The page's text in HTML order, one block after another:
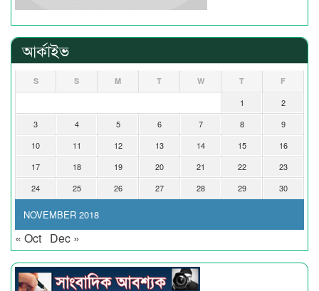
আর্কাইভ
NOVEMBER 2018
S S M T W T F
1
2
3
4 5 6 7 8
9
10
11 12 13 14 15
16
17
18 19 20 21 22
23
24
25 26 27 28 29 30
« Oct Dec »